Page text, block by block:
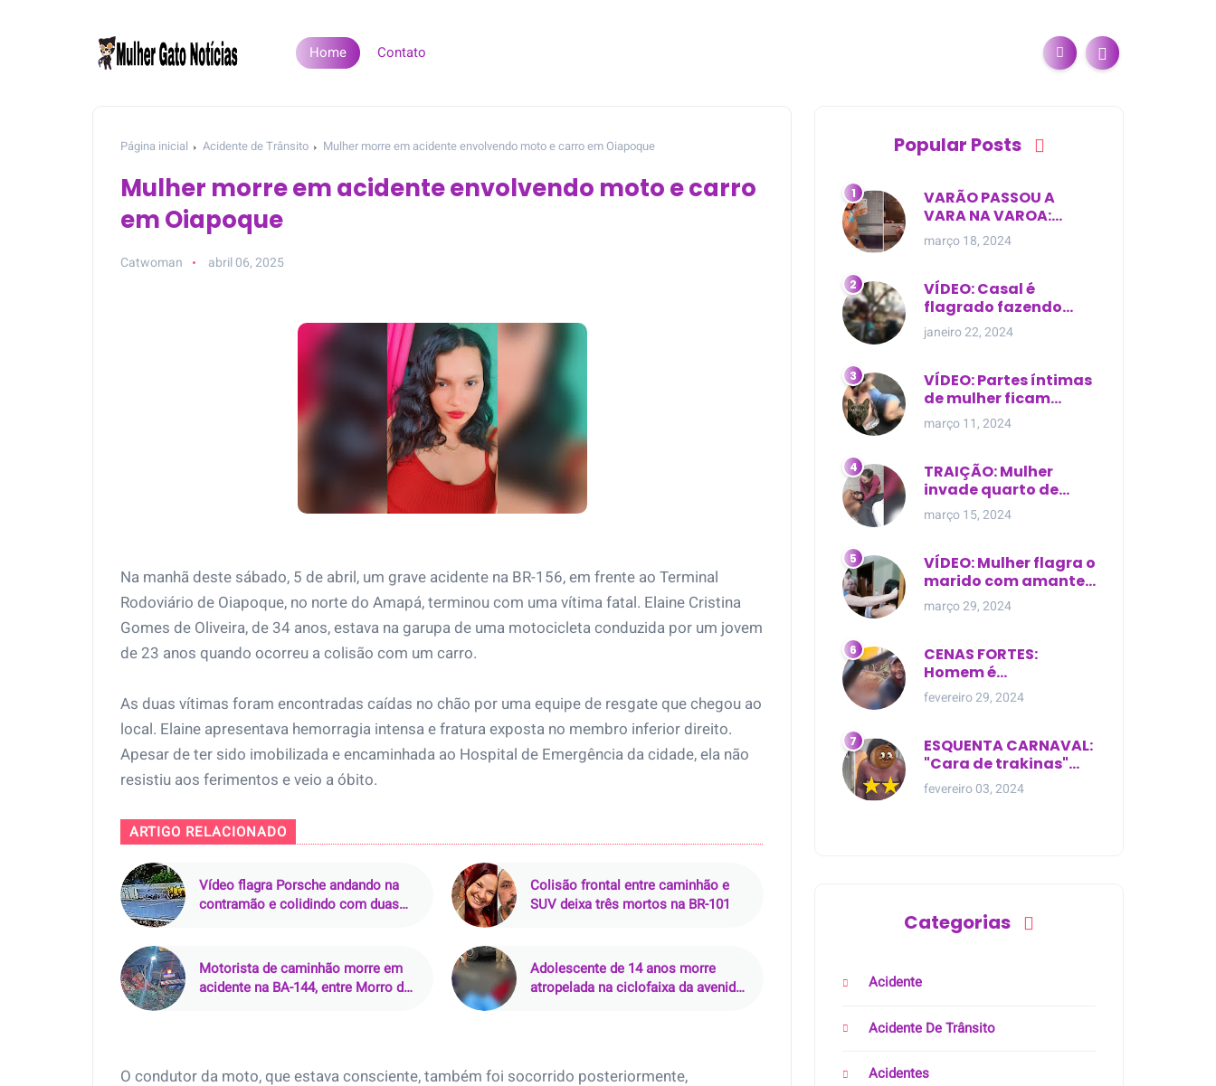
Home Contato
Página inicial Acidente de Trânsito Mulher morre em acidente envolvendo moto e carro em Oiapoque
Mulher morre em acidente envolvendo moto e carro
em Oiapoque
Catwoman abril 06, 2025
Na manhã deste sábado, 5 de abril, um grave acidente na BR-156, em frente ao Terminal
Rodoviário de Oiapoque, no norte do Amapá, terminou com uma vítima fatal. Elaine Cristina
Gomes de Oliveira, de 34 anos, estava na garupa de uma motocicleta conduzida por um jovem
de 23 anos quando ocorreu a colisão com um carro.
As duas vítimas foram encontradas caídas no chão por uma equipe de resgate que chegou ao
local. Elaine apresentava hemorragia intensa e fratura exposta no membro inferior direito.
Apesar de ter sido imobilizada e encaminhada ao Hospital de Emergência da cidade, ela não
resistiu aos ferimentos e veio a óbito.
ARTIGO RELACIONADO
Vídeo flagra Porsche andando na
contramão e colidindo com duas
Colisão frontal entre caminhão e
SUV deixa três mortos na BR-101
Motorista de caminhão morre em
acidente na BA-144, entre Morro do
Adolescente de 14 anos morre
atropelada na ciclofaixa da avenida
O condutor da moto, que estava consciente, também foi socorrido posteriormente,
Popular Posts
VARÃO PASSOU A
VARA NA VAROA:
Esposa de pregador
evangélico descobre
extra-conjugal
março 18, 2024
VÍDEO: Casal é
flagrado fazendo
sexo dentro de
cemitério, em cima de
janeiro 22, 2024
VÍDEO: Partes íntimas
de mulher ficam
expostas durante
briga em Manaus
março 11, 2024
TRAIÇÃO: Mulher
invade quarto de
motel e encontra o
marido com outra na
março 15, 2024
VÍDEO: Mulher flagra o
marido com amante
dentro da própria
residência
março 29, 2024
CENAS FORTES:
Homem é
brutalmente atacado
e morto a golpes de
fevereiro 29, 2024
ESQUENTA CARNAVAL:
"Cara de trakinas"
dança seminua no
meio da rua na Bahia
fevereiro 03, 2024
Categorias
Acidente
Acidente De Trânsito
Acidentes